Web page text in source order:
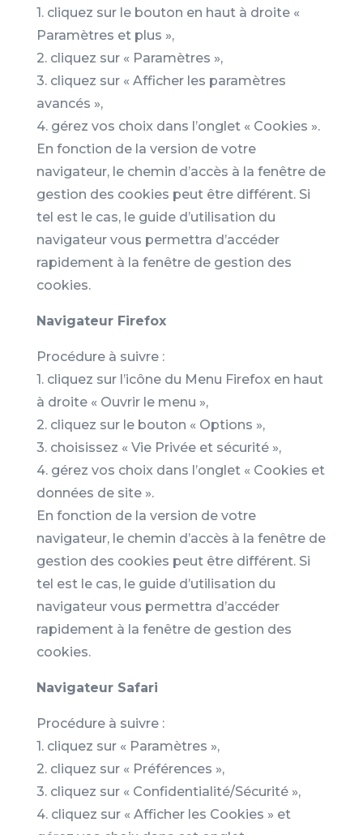
1. cliquez sur le bouton en haut à droite «
Paramètres et plus »,
2. cliquez sur « Paramètres »,
3. cliquez sur « Afficher les paramètres
avancés »,
4. gérez vos choix dans l’onglet « Cookies ».
En fonction de la version de votre
navigateur, le chemin d’accès à la fenêtre de
gestion des cookies peut être différent. Si
tel est le cas, le guide d’utilisation du
navigateur vous permettra d’accéder
rapidement à la fenêtre de gestion des
cookies.
Navigateur Firefox
Procédure à suivre :
1. cliquez sur l’icône du Menu Firefox en haut
à droite « Ouvrir le menu »,
2. cliquez sur le bouton « Options »,
3. choisissez « Vie Privée et sécurité »,
4. gérez vos choix dans l’onglet « Cookies et
données de site ».
En fonction de la version de votre
navigateur, le chemin d’accès à la fenêtre de
gestion des cookies peut être différent. Si
tel est le cas, le guide d’utilisation du
navigateur vous permettra d’accéder
rapidement à la fenêtre de gestion des
cookies.
Navigateur Safari
Procédure à suivre :
1. cliquez sur « Paramètres »,
2. cliquez sur « Préférences »,
3. cliquez sur « Confidentialité/Sécurité »,
4. cliquez sur « Afficher les Cookies » et